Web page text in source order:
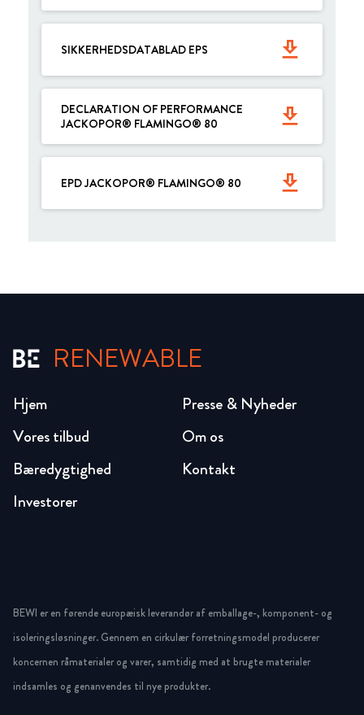
SIKKERHEDSDATABLAD EPS get_app
DECLARATION OF PERFORMANCE
JACKOPOR® FLAMINGO® 80
get_app
EPD JACKOPOR® FLAMINGO® 80 get_app
RENEWABLE
Hjem
Vores tilbud
Bæredygtighed
Investorer
Presse & Nyheder
Om os
Kontakt
BEWI er en førende europæisk leverandør af emballage-, komponent- og
isoleringsløsninger. Gennem en cirkulær forretningsmodel producerer
koncernen råmaterialer og varer, samtidig med at brugte materialer
indsamles og genanvendes til nye produkter.